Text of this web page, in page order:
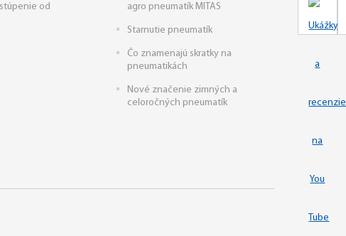
od
agro pneumatík MITAS
Starnutie pneumatík
Čo znamenajú skratky na
pneumatikách
Nové značenie zimných a
celoročných pneumatík